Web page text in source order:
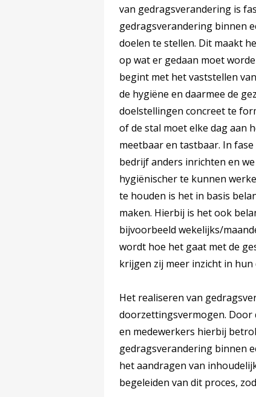
van gedragsverandering is
gedragsverandering binnen
doelen te stellen. Dit maakt
op wat er gedaan moet
begint met het vaststellen
de hygiëne en daarmee de
doelstellingen concreet te
of de stal moet elke dag aan
meetbaar en tastbaar. In
bedrijf anders inrichten en
hygiënischer te kunnen
te houden is het in basis
maken. Hierbij is het ook
bijvoorbeeld wekelijks/
wordt hoe het gaat met de
krijgen zij meer inzicht in
Het realiseren van
doorzettingsvermogen. Door
en medewerkers hierbij
gedragsverandering binnen
het aandragen van
begeleiden van dit proces,